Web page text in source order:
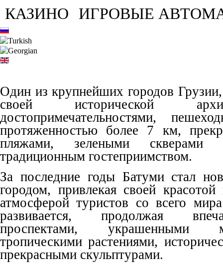
КАЗИНО ИГРОВЫЕ
Один из крупнейших городов
своей исторической
достопримечательностями,
протяженностью более 7 км,
пляжами, зелеными
традиционным гостеприимством.
За последние годы Батуми стал
городом, привлекая своей
атмосферой туристов со всего
развивается, продолжая
проспектами, украшенными
тропическими растениями,
прекрасными скульптурами.